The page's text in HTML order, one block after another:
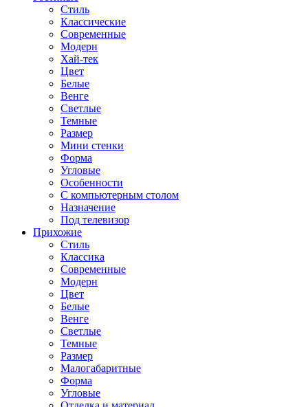
Стиль
Классические
Современные
Модерн
Хай-тек
Цвет
Белые
Венге
Светлые
Темные
Размер
Мини стенки
Форма
Угловые
Особенности
С компьютерным столом
Назначение
Под телевизор
Прихожие
Стиль
Классика
Современные
Модерн
Цвет
Белые
Венге
Светлые
Темные
Размер
Малогабаритные
Форма
Угловые